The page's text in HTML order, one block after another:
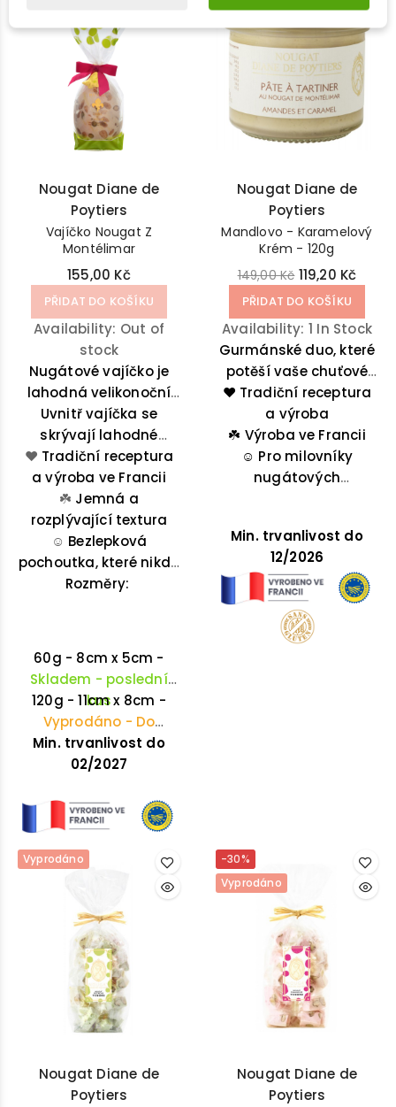
Nougat Diane de
Poytiers
Vajíčko Nougat Z
Montélimar
155,00 Kč
PŘIDAT DO KOŠÍKU
Availability: Out of
stock
Nugátové vajíčko je
lahodná velikonoční
pochoutka, která
křupe a roztéká se v
ústech.
Uvnitř vajíčka se
skrývají lahodné
nugátové bonbóny –
nejprve si vychutnáte
jemnou nugátovou
polevu a poté sladké
překvapení uvnitř.
❤️ Tradiční receptura
a výroba ve Francii
☘️ Jemná a
rozplývající textura
☺️ Bezlepková
pochoutka, které nikdo
neodolá
Rozměry:
60g - 8cm x 5cm -
Skladem - poslední
kus
120g - 11cm x 8cm -
Vyprodáno - Do
Velikonoc již nebudou
Min. trvanlivost do
02/2027
Nougat Diane de
Poytiers
Mandlovo - Karamelový
Krém - 120g
149,00 Kč 119,20 Kč
PŘIDAT DO KOŠÍKU
Availability: 1 In Stock
Gurmánské duo, které
potěší vaše chuťové
pohárky: křupavé
mandle a rozplývající
sekaramelv
neodolatelné
pomazánce.
❤️ Tradiční receptura
a výroba
☘️ Výroba ve Francii
☺️ Pro milovníky
nugátových
Min. trvanlivost do
12/2026
Vyprodáno
Nougat Diane de
Poytiers
-30%
Vyprodáno
Nougat Diane de
Poytiers